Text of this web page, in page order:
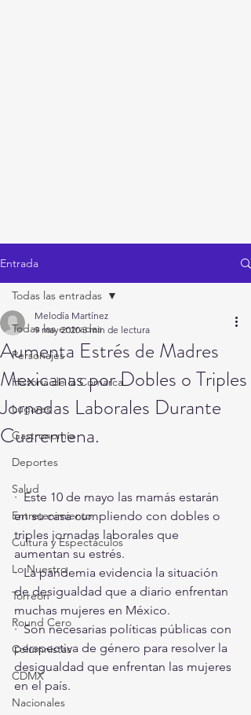
Entrada
Todas las entradas
Personajes
Historia de la Comarca
Lugares
Gastronomía
Deportes
Salud
Entretenimiento
Cultura y Espectáculos
Lo Nuestro
Torreón
Round Cero
Columnistas
CDMX
Nacionales
Todas las entradas
Aumenta Estrés de Madres
Mexicanas por Dobles o Triples
Jornadas Laborales Durante
Cuarentena.
Melodía Martínez
9 may 2020 3 min de lectura
·  Este 10 de mayo las mamás estarán
en su casa cumpliendo con dobles o
triples jornadas laborales que
aumentan su estrés.
·  La pandemia evidencia la situación
de desigualdad que a diario enfrentan
muchas mujeres en México.
·  Son necesarias políticas públicas con
perspectiva de género para resolver la
desigualdad que enfrentan las mujeres
en el país.